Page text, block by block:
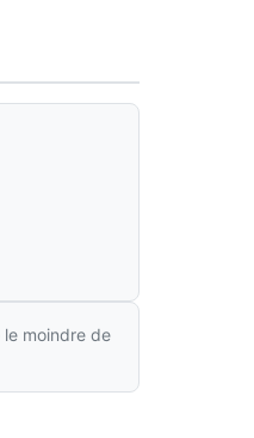
le moindre de